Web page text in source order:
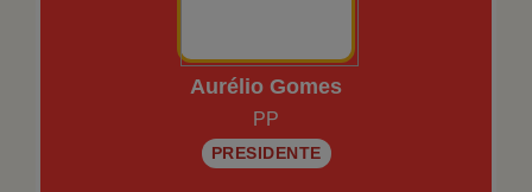
Aurélio Gomes
PP
PRESIDENTE